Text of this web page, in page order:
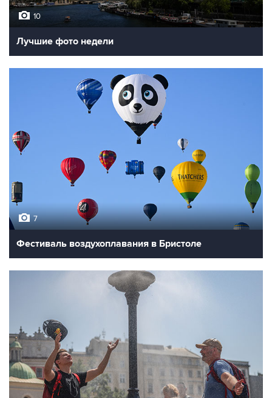
10
Лучшие фото недели
7
Фестиваль воздухоплавания в Бристоле